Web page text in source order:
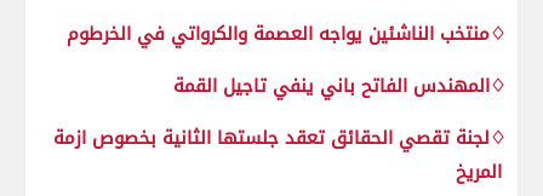
♢منتخب الناشئين يواجه العصمة والكرواتي في الخرطوم
♢المهندس الفاتح باني ينفي تاجيل القمة
♢لجنة تقصي الحقائق تعقد جلستها الثانية بخصوص ازمة
المريخ